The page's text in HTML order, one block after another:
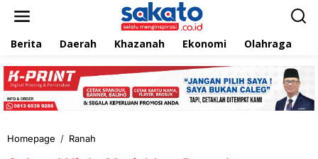
e
k
Berita Daerah Khazanah Ekonomi Olahraga
Homepage / Ranah